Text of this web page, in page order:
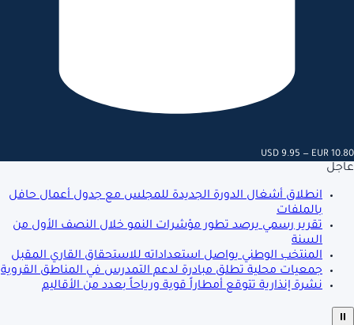
USD 9.95 — EUR 10.80
عاجل
انطلاق أشغال الدورة الجديدة للمجلس مع جدول أعمال حافل
بالملفات
تقرير رسمي يرصد تطور مؤشرات النمو خلال النصف الأول من
السنة
المنتخب الوطني يواصل استعداداته للاستحقاق القاري المقبل
جمعيات محلية تطلق مبادرة لدعم التمدرس في المناطق القروية
نشرة إنذارية تتوقع أمطاراً قوية ورياحاً بعدد من الأقاليم
⏸